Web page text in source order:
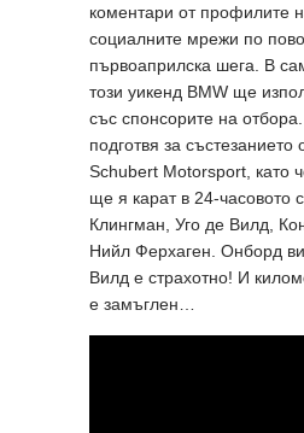
коментари от профилите
социалните мрежи по
първоаприлска шега. В
този уикенд BMW ще
със спонсорите на
подготвя за състезанието
Schubert Motorsport, като
ще я карат в 24-часовото
Клингман, Уго де Вилд,
Нийл Ферхаген. Онборд
Вилд е страхотно! И
е замъглен…